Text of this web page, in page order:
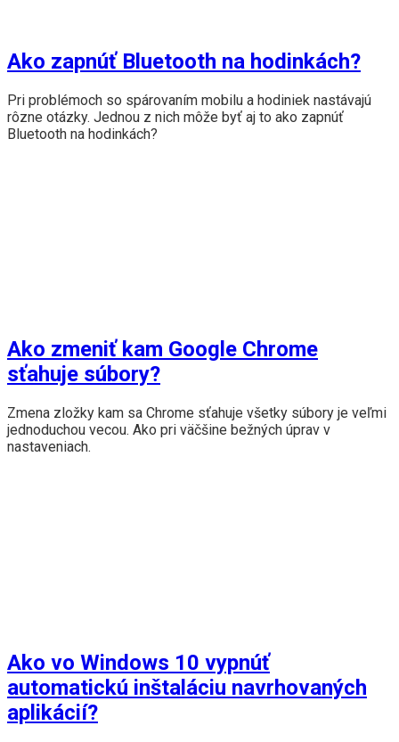
Ako zapnúť Bluetooth na hodinkách?
Pri problémoch so spárovaním mobilu a hodiniek nastávajú
rôzne otázky. Jednou z nich môže byť aj to ako zapnúť
Bluetooth na hodinkách?
Ako zmeniť kam Google Chrome
sťahuje súbory?
Zmena zložky kam sa Chrome sťahuje všetky súbory je veľmi
jednoduchou vecou. Ako pri väčšine bežných úprav v
nastaveniach.
Ako vo Windows 10 vypnúť
automatickú inštaláciu navrhovaných
aplikácií?